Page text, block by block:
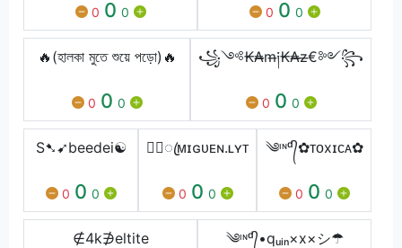
0 0 0 0 0 0
🔥(হালকা মুতে শুয়ে পড়ো)🔥
0 0 0
꧁༺₭₳̶m̶༏₭₳̶z̶€༻꧂
0 0 0
S➷︎➹︎beedei☯
0 0 0
★᭄ꦿᴍɪɢᴜᴇㅤɴ.ʟㅤʏᴛ
0 0 0
༄ᶦᶰᵈ᭄✿ᴛᴏxɪᴄᴀ✿
0 0 0
∉4k∌eltite ༄ᶦᶰᵈ᭄•qᵤᵢₙ×x×シ☂